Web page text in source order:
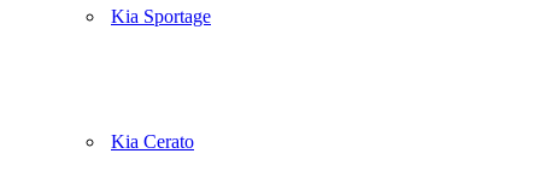
Kia Sportage
Kia Cerato